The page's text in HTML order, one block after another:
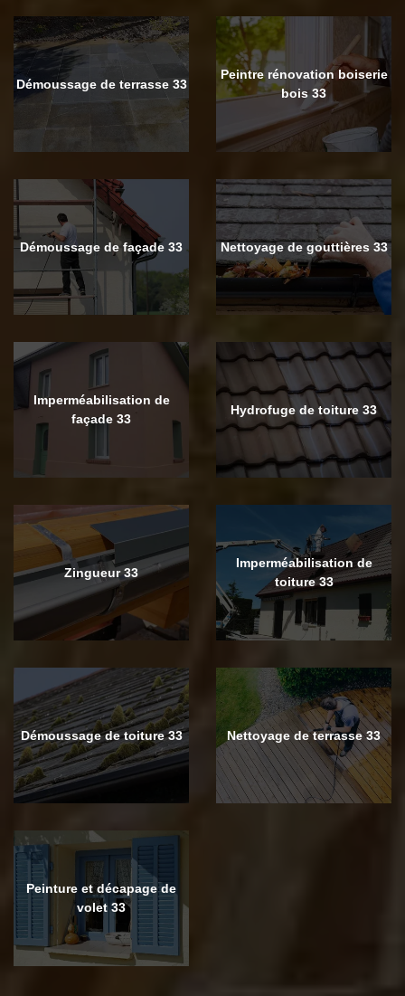
Démoussage de terrasse 33
Peintre rénovation boiserie
bois 33
Démoussage de façade 33 Nettoyage de gouttières 33
Imperméabilisation de
façade 33
Hydrofuge de toiture 33
Zingueur 33
Imperméabilisation de
toiture 33
Démoussage de toiture 33 Nettoyage de terrasse 33
Peinture et décapage de
volet 33